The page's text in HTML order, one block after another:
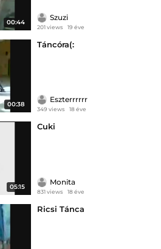
00:44
Szuzi
201 views 19 éve
00:38
Táncóra(:
Eszterrrrrr
349 views 18 éve
05:15
Cuki
Monita
831 views 18 éve
Ricsi Tánca